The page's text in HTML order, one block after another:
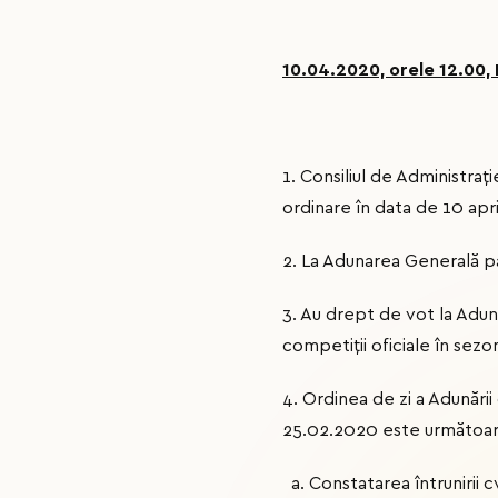
10.04.2020, orele
1. Consiliul de
ordinare în data de 10
2. La Adunarea
3. Au drept de vot la
competiții oficiale în
4. Ordinea de zi a
25.02.2020 este
Constatarea întrunirii